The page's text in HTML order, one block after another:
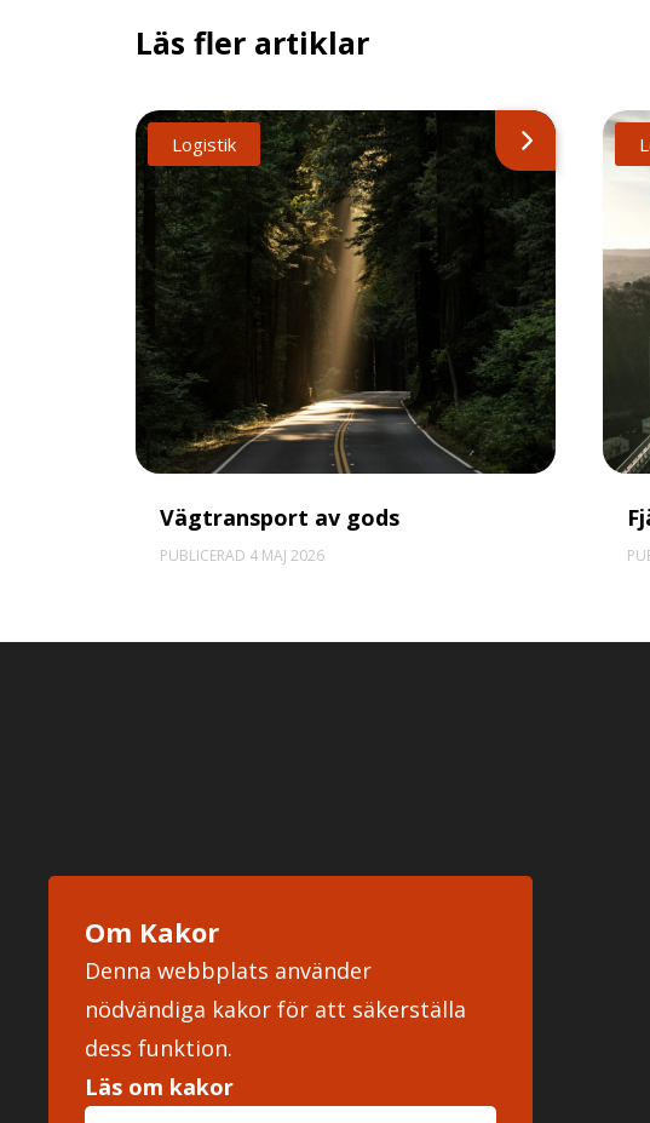
Läs fler artiklar
Logistik
Vägtransport av gods
PUBLICERAD 4 MAJ 2026
Om Kakor
Denna webbplats använder
nödvändiga kakor för att säkerställa
dess funktion.
Läs om kakor